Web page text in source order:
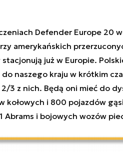
Defender Europe 20
amerykańskich
już w Europie.
naszego kraju w krótkim
3 z nich. Będą oni mieć do
kołowych i 800 pojazdów
Abrams i bojowych wozów